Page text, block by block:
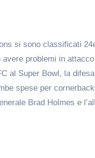
si sono classificati
problemi in
al Super Bowl, la
spese per
Brad Holmes e